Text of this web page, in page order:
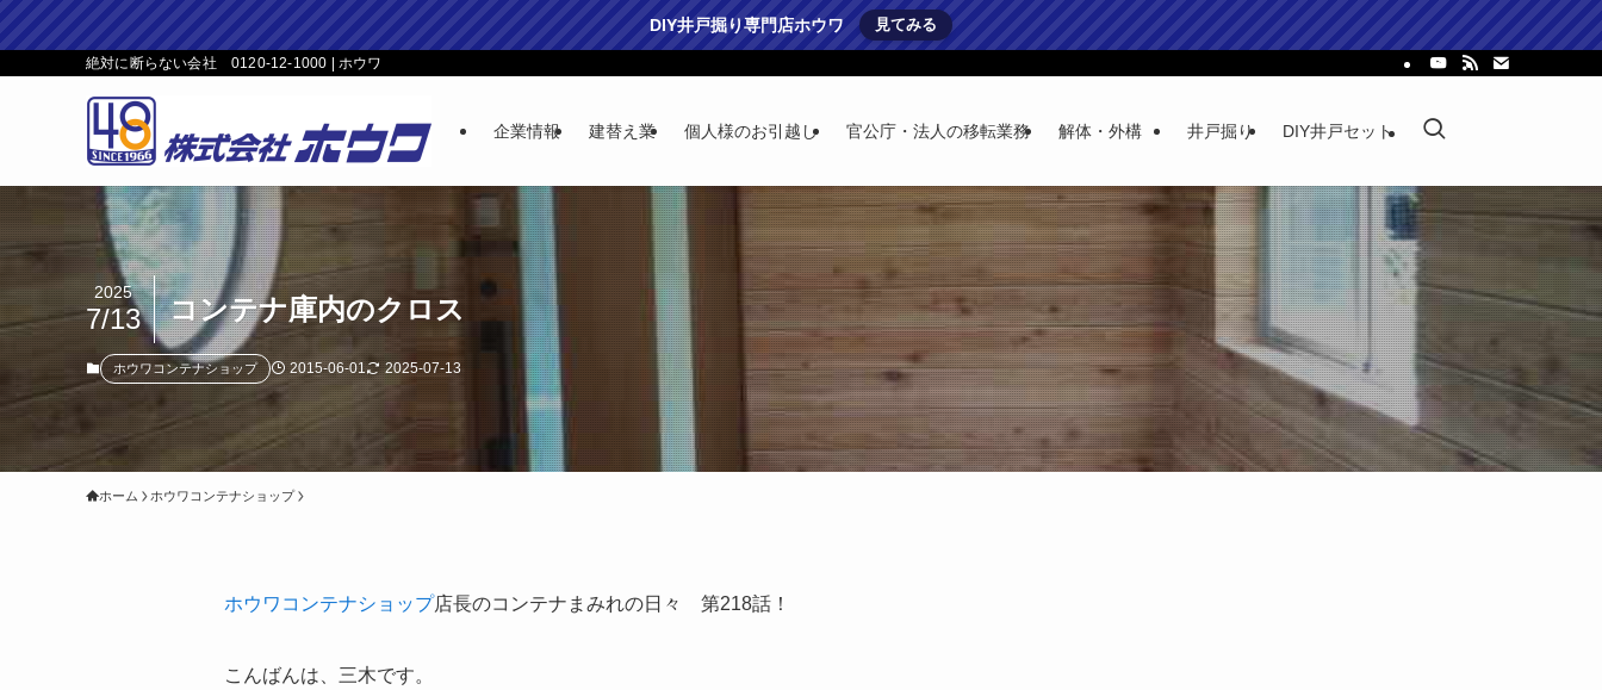
DIY井戸掘り専門店ホウワ 見てみる
絶対に断らない会社 0120-12-1000 | ホウワ
企業情報 建替え業 個人様のお引越し 官公庁・法人の移転業務 解体・外構 井戸掘り DIY井戸セット
コンテナ庫内のクロス
2025
7/13
ホウワコンテナショップ 2015-06-01 2025-07-13
ホーム ホウワコンテナショップ
ホウワコンテナショップ店長のコンテナまみれの日々 第218話！
こんばんは、三木です。